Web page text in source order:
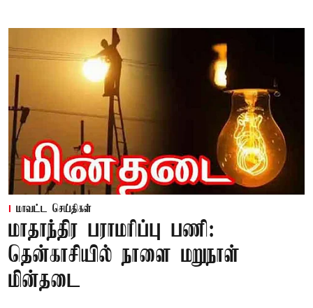
மாவட்ட செய்திகள்
மாதாந்திர பராமரிப்பு பணி:
தென்காசியில் நாளை மறுநாள்
மின்தடை